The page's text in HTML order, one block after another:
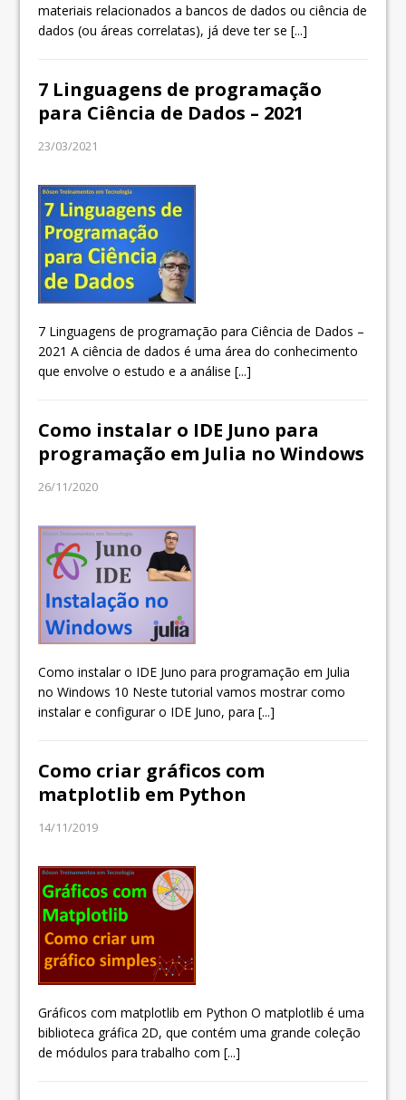
materiais relacionados a bancos de dados ou ciência de
dados (ou áreas correlatas), já deve ter se[...]
7 Linguagens de programação
para Ciência de Dados – 2021
23/03/2021
7 Linguagens de programação para Ciência de Dados –
2021 A ciência de dados é uma área do conhecimento
que envolve o estudo e a análise[...]
Como instalar o IDE Juno para
programação em Julia no Windows
26/11/2020
Como instalar o IDE Juno para programação em Julia
no Windows 10 Neste tutorial vamos mostrar como
instalar e configurar o IDE Juno, para[...]
Como criar gráficos com
matplotlib em Python
14/11/2019
Gráficos com matplotlib em Python O matplotlib é uma
biblioteca gráfica 2D, que contém uma grande coleção
de módulos para trabalho com[...]